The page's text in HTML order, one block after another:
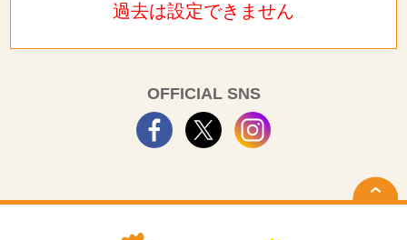
過去は設定できません
OFFICIAL SNS